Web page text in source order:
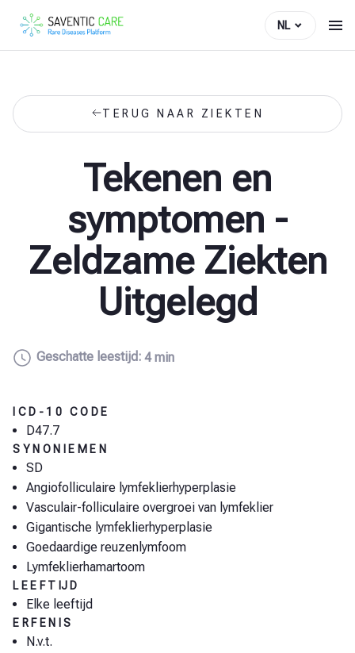
NL
TERUG NAAR ZIEKTEN
Tekenen en
symptomen -
Zeldzame Ziekten
Uitgelegd
Geschatte leestijd: 4 min
ICD-10 CODE
D47.7
SYNONIEMEN
SD
Angiofolliculaire lymfeklierhyperplasie
Vasculair-folliculaire overgroei van lymfeklier
Gigantische lymfeklierhyperplasie
Goedaardige reuzenlymfoom
Lymfeklierhamartoom
LEEFTIJD
Elke leeftijd
ERFENIS
N.v.t.